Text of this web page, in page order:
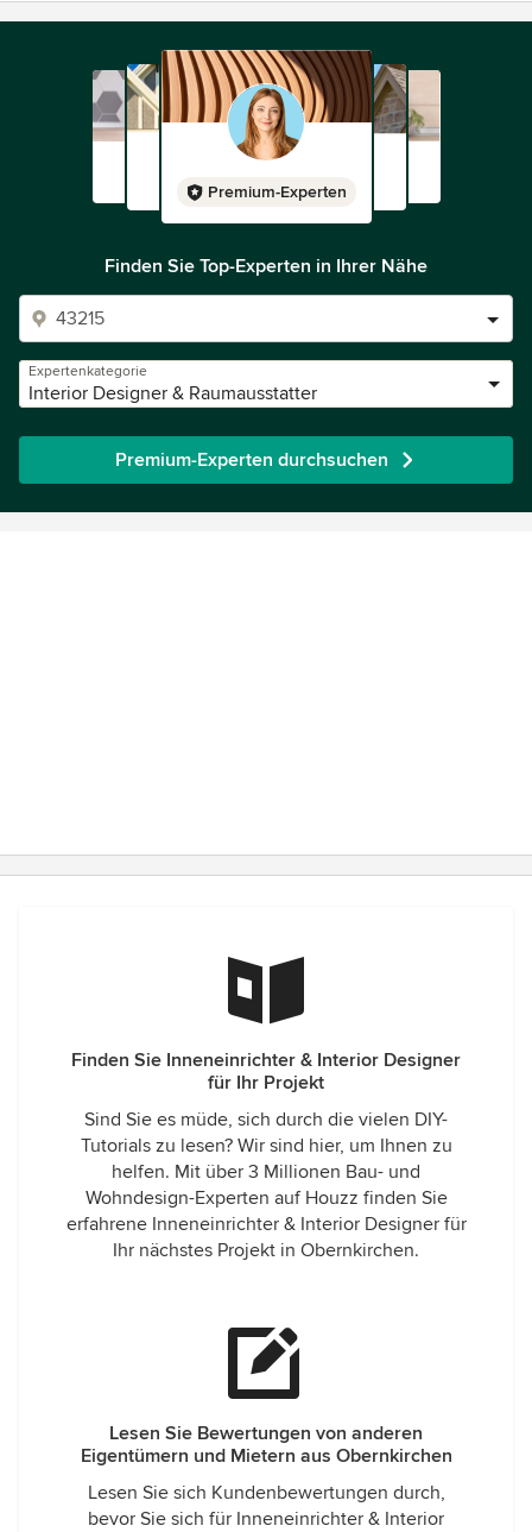
Premium-Experten
Finden Sie Top-Experten in Ihrer Nähe
Expertenkategorie
Interior Designer & Raumausstatter
Premium-Experten durchsuchen
Finden Sie Inneneinrichter & Interior Designer
für Ihr Projekt
Sind Sie es müde, sich durch die vielen DIY-
Tutorials zu lesen? Wir sind hier, um Ihnen zu
helfen. Mit über 3 Millionen Bau- und
Wohndesign-Experten auf Houzz finden Sie
erfahrene Inneneinrichter & Interior Designer für
Ihr nächstes Projekt in Obernkirchen.
Lesen Sie Bewertungen von anderen
Eigentümern und Mietern aus Obernkirchen
Lesen Sie sich Kundenbewertungen durch,
bevor Sie sich für Inneneinrichter & Interior